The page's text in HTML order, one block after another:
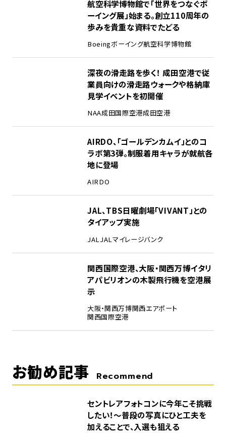
航空科学博物館で「世界をつなぐボ
ーイング展」始まる。創立110周年の
歩みを貴重な資料でたどる
Boeingボーイング航空科学博物館
深夜の滑走路を歩く！ 成田空港で従
業員向けの滑走路ウォークや格納庫
見学イベントを初開催
NAA成田国際空港成田空港
AIRDO、「ゴールデンカムイ」とのコ
ラボ第3弾。制服着用キャラが就航各
地に登場
AIRDO
JAL、TBS日曜劇場「VIVANT」との
タイアップ実施
JAL JALマイレージバンク
関西国際空港、大阪・関西万博イタリ
アパビリオンの木製飛行機を空港展
示
大阪・関西万博関西エアポート
関西国際空港
お勧め記事 Recommend
セントレアフォトコンに今年こそ挑戦
したい！～普段の写真にひと工夫を
加えることで、入選も狙える